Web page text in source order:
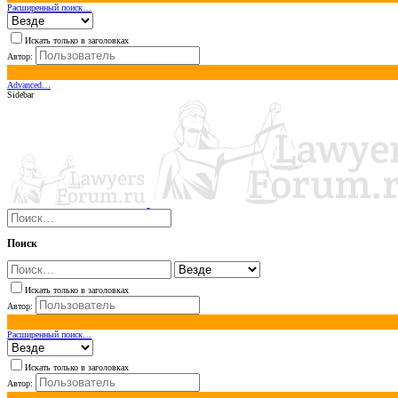
Расширенный поиск…
Искать только в заголовках
Автор:
Advanced…
Sidebar
Поиск
Искать только в заголовках
Автор:
Расширенный поиск…
Искать только в заголовках
Автор: